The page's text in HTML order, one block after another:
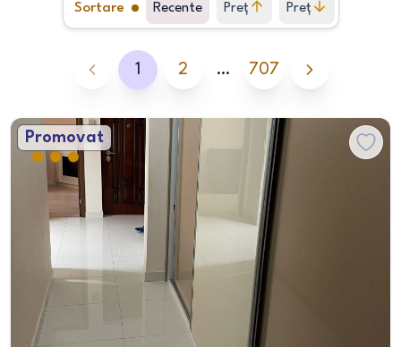
Sortare Recente Preț
crescător
Preț
descrescător
1 2 … 707
Promovat